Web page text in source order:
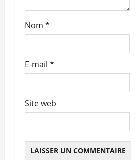
t
i
c
l
e
Nom *
E-mail *
Site web